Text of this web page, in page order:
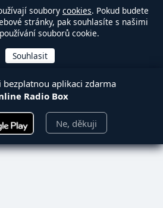
soubory cookies. Pokud budete
stránky, pak souhlasíte s našimi
souborů cookie.
bezplatnou aplikaci zdarma
Radio Box
Ne, děkuji